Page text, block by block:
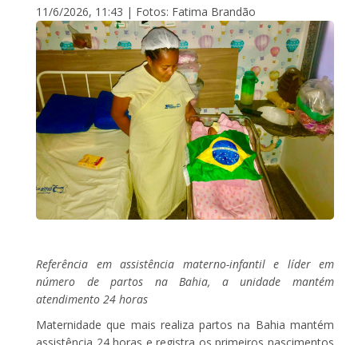
11/6/2026, 11:43 | Fotos: Fatima Brandão
Referência em assistência materno-infantil e líder em
número de partos na Bahia, a unidade mantém
atendimento 24 horas
Maternidade que mais realiza partos na Bahia mantém